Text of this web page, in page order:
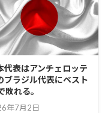
代表はアンチェロッテ
ブラジル代表にベスト
敗れる。
年7月2日